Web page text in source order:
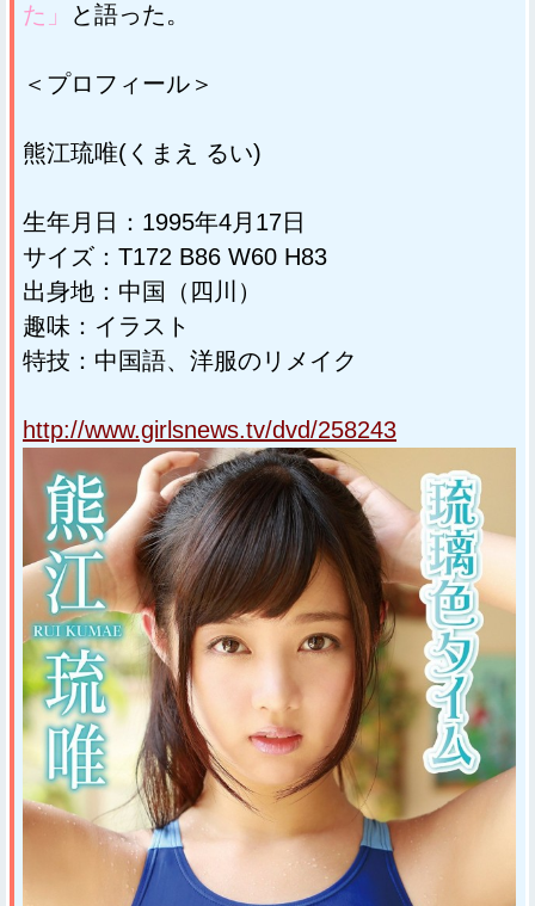
た」 と語った。
＜プロフィール＞
熊江琉唯(くまえ るい)
生年月日：1995年4月17日
サイズ：T172 B86 W60 H83
出身地：中国（四川）
趣味：イラスト
特技：中国語、洋服のリメイク
http://www.girlsnews.tv/dvd/258243